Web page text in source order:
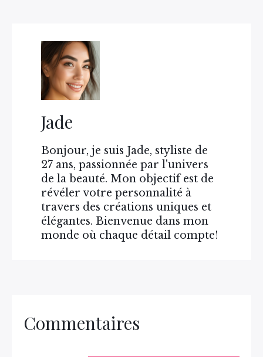
Jade
Bonjour, je suis Jade, styliste de
27 ans, passionnée par l'univers
de la beauté. Mon objectif est de
révéler votre personnalité à
travers des créations uniques et
élégantes. Bienvenue dans mon
monde où chaque détail compte!
Commentaires